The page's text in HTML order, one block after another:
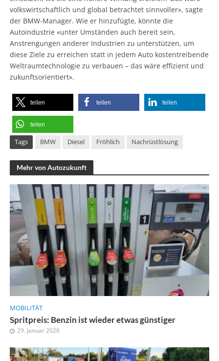
volkswirtschaftlich und global betrachtet sinnvoller», sagte
der BMW-Manager. Wie er hinzufügte, könnte die
Autoindustrie «unter Umständen auch bereit sein,
Anstrengungen anderer Industrien zu unterstützen, um
diese Ziele zu erreichen statt in jedem Auto kostentreibende
Weltraumtechnologie zu verbauen – das wäre effizient und
zukunftsorientiert».
teilen teilen teilen
teilen
Tags BMW Diesel Fröhlich Nachrüstlösung
Mehr von Autozukunft
MOBILITÄT
Spritpreis: Benzin ist wieder etwas günstiger
29. Januar 2026